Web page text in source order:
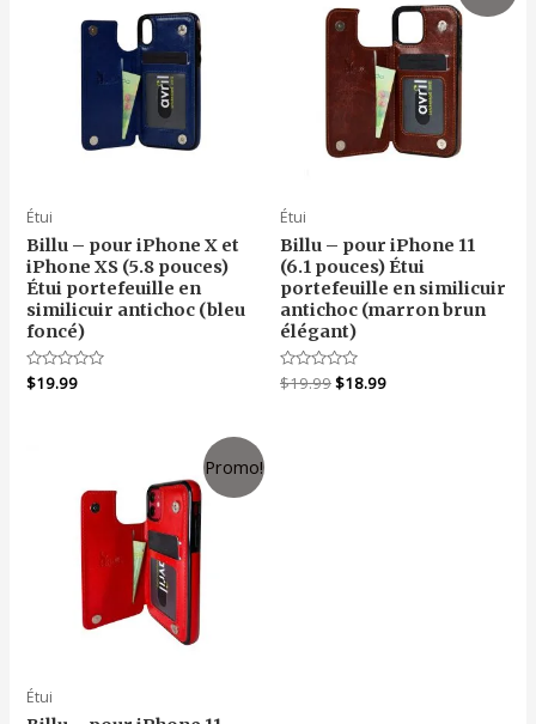
Étui
Billu – pour iPhone X et
iPhone XS (5.8 pouces)
Étui portefeuille en
similicuir antichoc (bleu
foncé)
Note
0
$19.99
Étui
Billu – pour iPhone 11
(6.1 pouces) Étui
portefeuille en similicuir
antichoc (marron brun
élégant)
Note
0
$19.99Le
$18.99Le
Promo!
Étui